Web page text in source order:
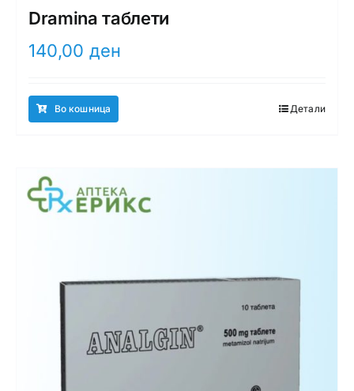
Dramina таблети
140,00 ден
Во кошница Детали